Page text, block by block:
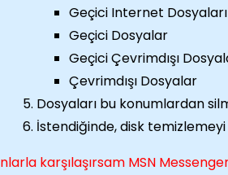
Geçici Internet Dosyaları
Geçici Dosyalar
Geçici Çevrimdışı
Çevrimdışı Dosyalar
Dosyaları bu konumlardan
İstendiğinde, disk
karşılaşırsam MSN